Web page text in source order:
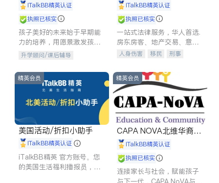
iTalkBB精英认证
执照已核实
孩子美好的未来始于早期能
力的培养，用愿景激发孩子
的学习潜力和动力。理念：
拥有成长型心态是成功的基
石。
升学顾问/课后辅导
iTalkBB精英认证
执照已核实
一站式法律服务，华人首选.
房东房客、地产交易、意外
伤害、车祸重伤、商业诉
建筑合同、刑事案件全包办
人身伤害 移民
刑事
信托/遗嘱
商业
索赔
律师-其它 保释
精英会员
美国活动/折扣小助手
iTalkBB精英认证
iTalkBB精英 官方账号。您
的美国生活福利播报员，精
精英会员
CAPA NOVA北维华裔家
长会iTalkBB精英认证
执照已核实
连接家长与社会，赋能孩子